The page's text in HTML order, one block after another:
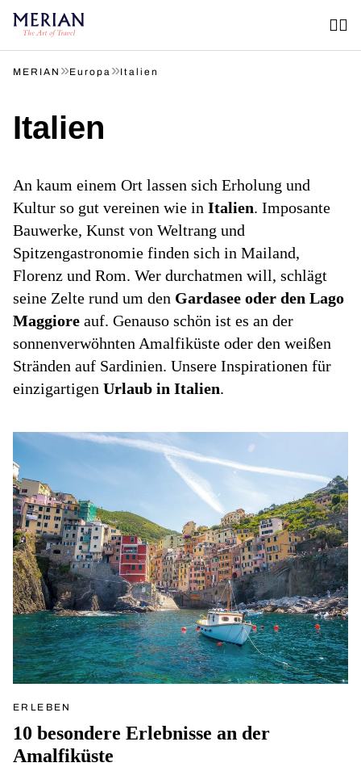
MERIAN »Europa »Italien
Italien
An kaum einem Ort lassen sich Erholung und
Kultur so gut vereinen wie in Italien. Imposante
Bauwerke, Kunst von Weltrang und
Spitzengastronomie finden sich in Mailand,
Florenz und Rom. Wer durchatmen will, schlägt
seine Zelte rund um den Gardasee oder den Lago
Maggiore auf. Genauso schön ist es an der
sonnenverwöhnten Amalfiküste oder den weißen
Stränden auf Sardinien. Unsere Inspirationen für
einzigartigen Urlaub in Italien.
ERLEBEN
10 besondere Erlebnisse an der
Amalfiküste